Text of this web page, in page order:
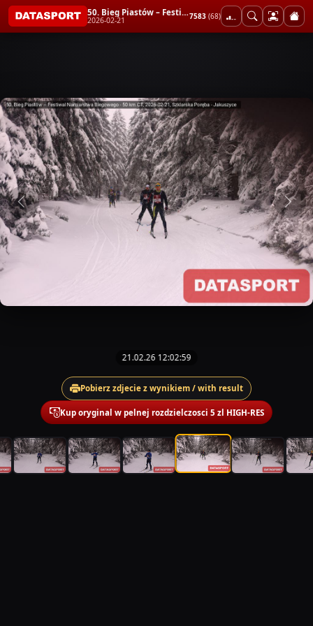
50. Bieg Piastów – Festiwal Narciarstwa Biegowego - 50 km CT
2026-02-21 7583 (68)
21.02.26 12:02:59
Pobierz zdjecie z wynikiem / with result
Kup oryginal w pelnej rozdzielczosci 5 zl HIGH-RES